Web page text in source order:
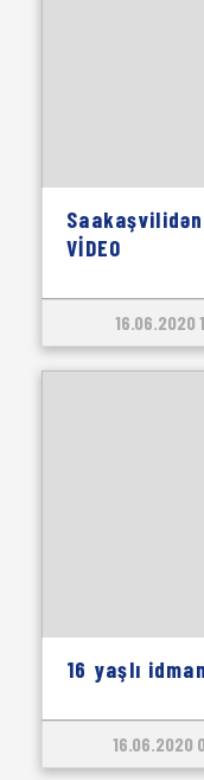
VİDEO
16.06.2020
16 yaşlı
16.06.2020